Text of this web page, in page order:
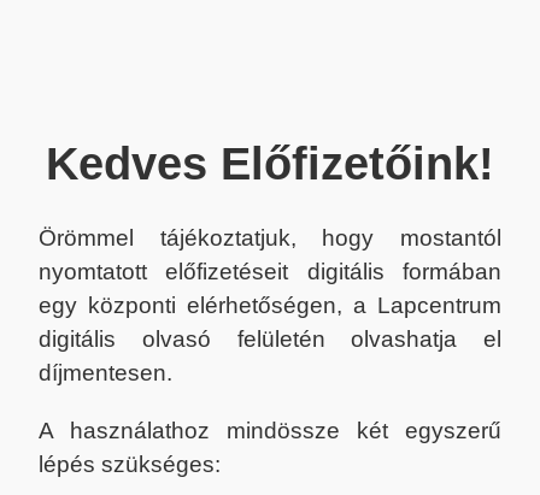
Kedves Előfizetőink!
Örömmel tájékoztatjuk, hogy mostantól
nyomtatott előfizetéseit digitális formában
egy központi elérhetőségen, a Lapcentrum
digitális olvasó felületén olvashatja el
díjmentesen.
A használathoz mindössze két egyszerű
lépés szükséges: